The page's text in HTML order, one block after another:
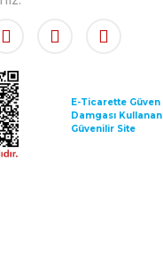
E-Ticarette Güven
Damgası Kullanan
Güvenilir Site